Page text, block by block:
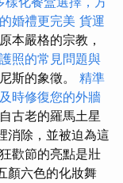
婚禮更完美 貨運
原本嚴格的宗教，
照的常見問題與
斯的象徵。 精準
時修復您的外牆
古老的羅馬土星
消除，並被迫為這
歡節的亮點是壯
顏六色的化妝舞